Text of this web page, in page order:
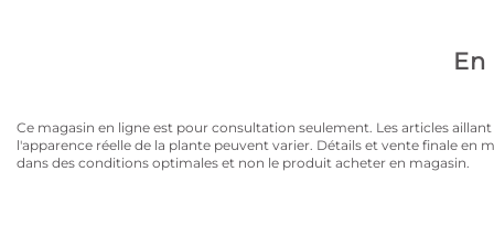
Ce magasin en ligne est pour consultation seulement. Les articles
l'apparence réelle de la plante peuvent varier. Détails et vente finale
dans des conditions optimales et non le produit acheter en magasin.